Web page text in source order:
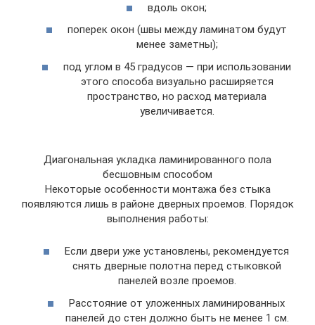
вдоль окон;
поперек окон (швы между ламинатом будут
менее заметны);
под углом в 45 градусов — при использовании
этого способа визуально расширяется
пространство, но расход материала
увеличивается.
Диагональная укладка ламинированного пола
бесшовным способом
Некоторые особенности монтажа без стыка
появляются лишь в районе дверных проемов. Порядок
выполнения работы:
Если двери уже установлены, рекомендуется
снять дверные полотна перед стыковкой
панелей возле проемов.
Расстояние от уложенных ламинированных
панелей до стен должно быть не менее 1 см.